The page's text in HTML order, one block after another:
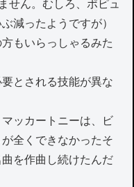
せん。むしろ、ポピュ
減ったようですが）
もいらっしゃるみた
とされる技能が異な
ッカートニーは、ビ
全くできなかったそ
を作曲し続けたんだ